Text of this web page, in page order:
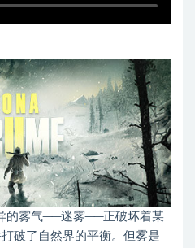
的雾气──迷雾──正破坏着某
破了自然界的平衡。但雾是